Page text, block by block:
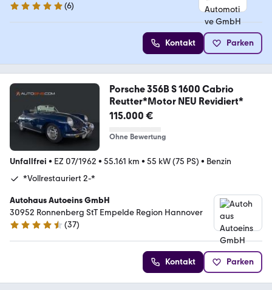
5 Sterne
(6)
Kontakt Parken
Porsche 356B S 1600 Cabrio
Reutter*Motor NEU Revidiert*
115.000 €
Ohne Bewertung
Unfallfrei • EZ 07/1962 • 55.161 km • 55 kW (75 PS) • Benzin
*Vollrestauriert 2-*
Autohaus Autoeins GmbH
30952 Ronnenberg StT Empelde Region Hannover
4.7 Sterne
(37)
Kontakt Parken